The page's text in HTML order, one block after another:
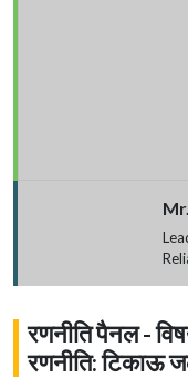
रणनीति पैनल -
रणनीति: टिकाऊ